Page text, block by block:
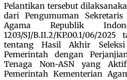
Pelantikan tersebut
dari Pengumuman Sekretaris
Agama Republik
1203/SJ/B.II.2/KP.00.1/06/
tentang Hasil Akhir Seleksi
Pemerintah dengan
Tenaga Non-ASN yang
Pemerintah Kementerian